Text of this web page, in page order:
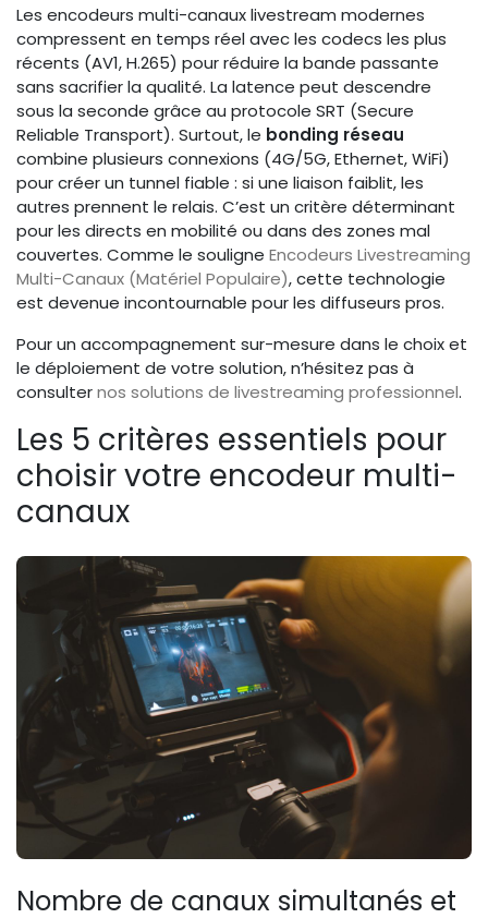
Les encodeurs multi-canaux livestream modernes
compressent en temps réel avec les codecs les plus
récents (AV1, H.265) pour réduire la bande passante
sans sacrifier la qualité. La latence peut descendre
sous la seconde grâce au protocole SRT (Secure
Reliable Transport). Surtout, le bonding réseau
combine plusieurs connexions (4G/5G, Ethernet, WiFi)
pour créer un tunnel fiable : si une liaison faiblit, les
autres prennent le relais. C’est un critère déterminant
pour les directs en mobilité ou dans des zones mal
couvertes. Comme le souligne Encodeurs Livestreaming
Multi-Canaux (Matériel Populaire), cette technologie
est devenue incontournable pour les diffuseurs pros.
Pour un accompagnement sur-mesure dans le choix et
le déploiement de votre solution, n’hésitez pas à
consulternos solutions de livestreaming professionnel.
Les 5 critères essentiels pour
choisir votre encodeur multi-
canaux
Nombre de canaux simultanés et